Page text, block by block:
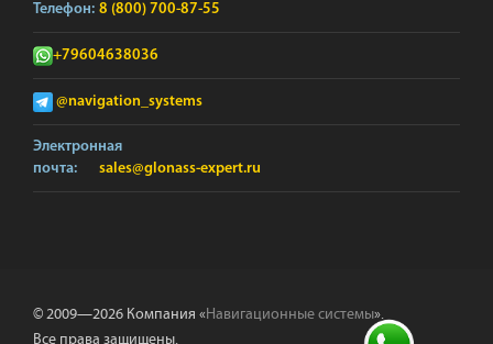
Телефон: 8 (800) 700-87-55
+79604638036
@navigation_systems
Электронная
почта:
sales@glonass-expert.ru
© 2009—2026 Компания «Навигационные системы».
Все права защищены.